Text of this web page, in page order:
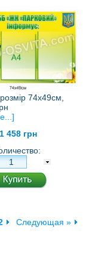
74х49см,
1 458 грн
Следующая »